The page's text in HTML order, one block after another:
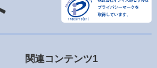
関連コンテンツ1